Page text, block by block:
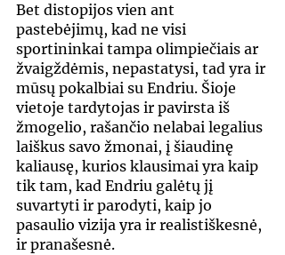
Bet distopijos vien ant
pastebėjimų, kad ne visi
sportininkai tampa olimpiečiais ar
žvaigždėmis, nepastatysi, tad yra ir
mūsų pokalbiai su Endriu. Šioje
vietoje tardytojas ir pavirsta iš
žmogelio, rašančio nelabai legalius
laiškus savo žmonai, į šiaudinę
kaliausę, kurios klausimai yra kaip
tik tam, kad Endriu galėtų jį
suvartyti ir parodyti, kaip jo
pasaulio vizija yra ir realistiškesnė,
ir pranašesnė.